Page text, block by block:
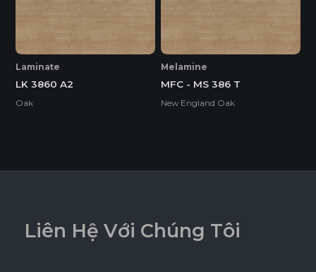
Laminate
LK 3860 A2
Oak
Melamine
MFC - MS 386 T
New England Oak
Liên Hệ Với Chúng Tôi